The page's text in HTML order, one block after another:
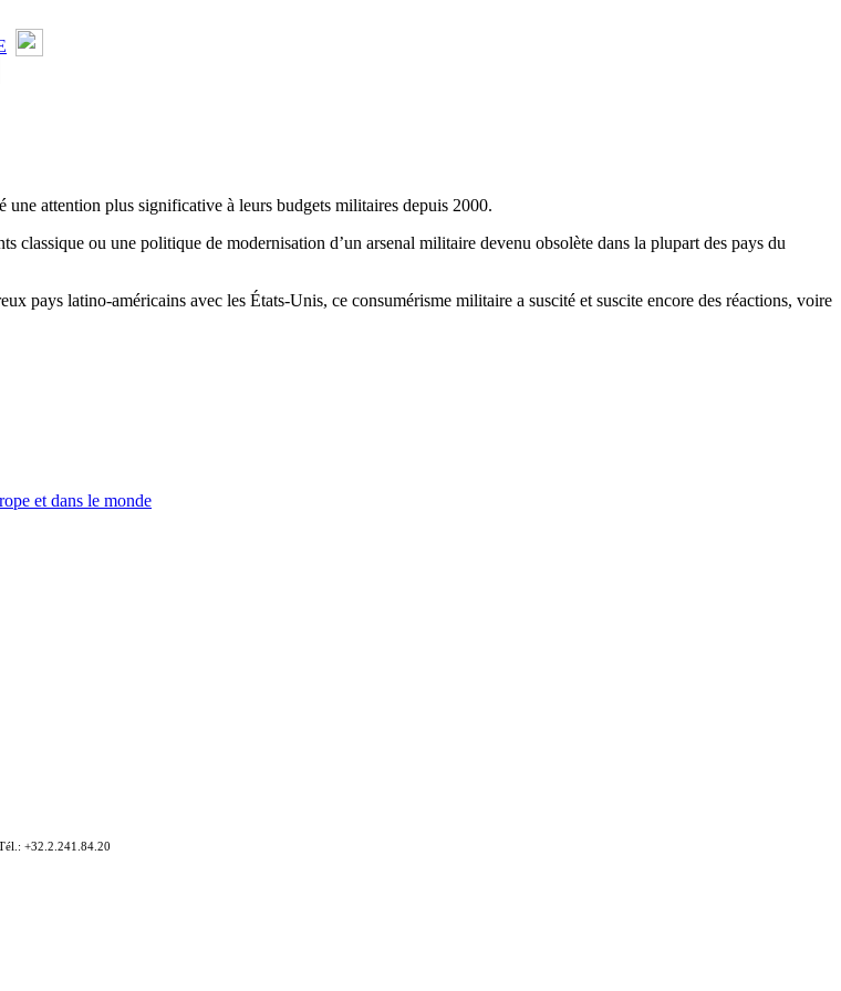
attention plus significative à leurs budgets militaires depuis 2000.
classique ou une politique de modernisation d’un arsenal militaire devenu obsolète dans la plupart des pays du
pays latino-américains avec les États-Unis, ce consumérisme militaire a suscité et suscite encore des réactions, voire
et dans le monde
+32.2.241.84.20